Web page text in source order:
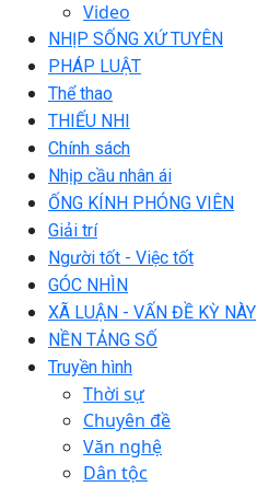
Video
NHỊP SỐNG XỨ TUYÊN
PHÁP LUẬT
Thể thao
THIẾU NHI
Chính sách
Nhịp cầu nhân ái
ỐNG KÍNH PHÓNG VIÊN
Giải trí
Người tốt - Việc tốt
GÓC NHÌN
XÃ LUẬN - VẤN ĐỀ KỲ NÀY
NỀN TẢNG SỐ
Truyền hình
Thời sự
Chuyên đề
Văn nghệ
Dân tộc